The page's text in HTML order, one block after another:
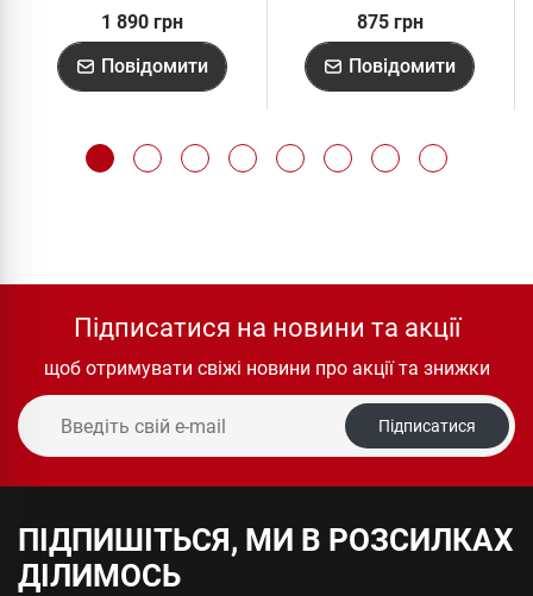
1 890 грн
Повідомити
875 грн
Повідомити
Підписатися на новини та акції
щоб отримувати свіжі новини про акції та знижки
Підписатися
ПІДПИШІТЬСЯ, МИ В РОЗСИЛКАХ
ДІЛИМОСЬ